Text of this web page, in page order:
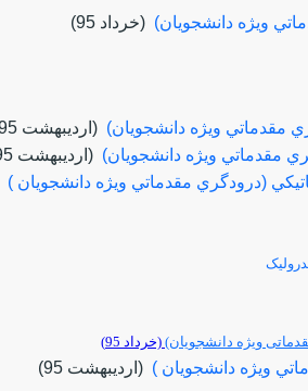
ويژه دانشجويان) (خرداد 95)
مقدماتي ويژه دانشجويان) (ارديبهشت 95)
مقدماتي ويژه دانشجويان) (ارديبهشت 95)
(درودگري مقدماتي ويژه دانشجويان )
ویژه دانشجویان) (خرداد 95)
ويژه دانشجويان ) (ارديبهشت 95)